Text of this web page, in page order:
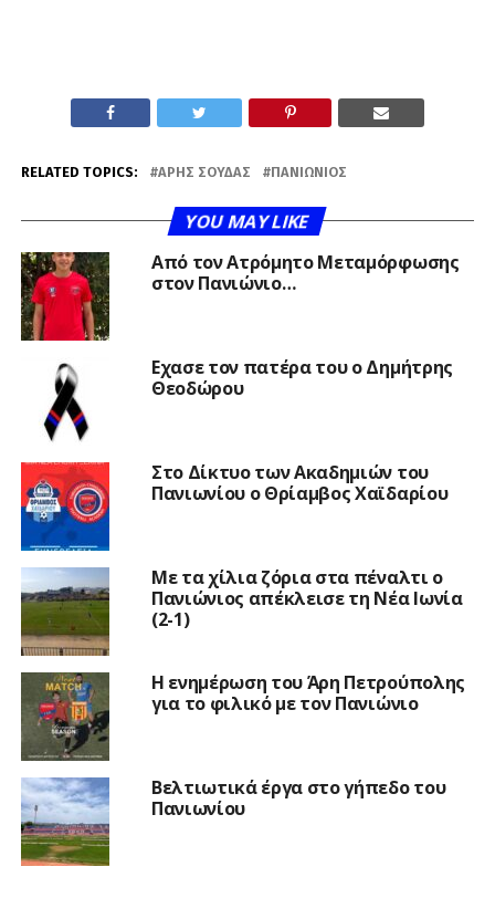
RELATED TOPICS: ΆΡΗΣ ΣΟΎΔΑΣ ΠΑΝΙΏΝΙΟΣ
YOU MAY LIKE
Από τον Ατρόμητο Μεταμόρφωσης
στον Πανιώνιο…
Εχασε τον πατέρα του ο Δημήτρης
Θεοδώρου
Στο Δίκτυο των Ακαδημιών του
Πανιωνίου ο Θρίαμβος Χαϊδαρίου
Με τα χίλια ζόρια στα πέναλτι ο
Πανιώνιος απέκλεισε τη Νέα Ιωνία
(2-1)
Η ενημέρωση του Άρη Πετρούπολης
για το φιλικό με τον Πανιώνιο
Βελτιωτικά έργα στο γήπεδο του
Πανιωνίου